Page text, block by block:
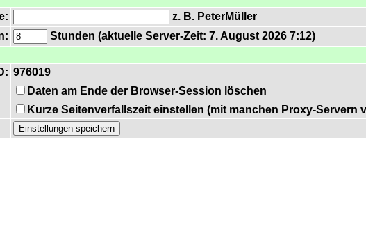
z. B. PeterMüller
Stunden (aktuelle Server-Zeit: 7. August 2026 7:12)
976019
Daten am Ende der Browser-Session löschen
Kurze Seitenverfallszeit einstellen (mit manchen Proxy-Servern